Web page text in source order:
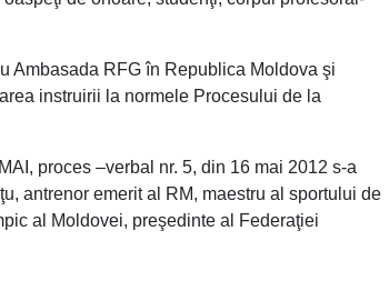
RFG în Republica Moldova şi
instruirii la normele Procesului de la
proces –verbal nr. 5, din 16 mai 2012 s-a
antrenor emerit al RM, maestru al sportului de
al Moldovei, preşedinte al Federaţiei